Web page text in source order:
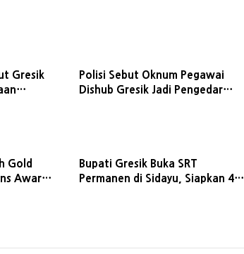
Gresik
Polisi Sebut Oknum Pegawai
Dishub Gresik Jadi Pengedar
Gold
Award
Bupati Gresik Buka SRT
Permanen di Sidayu, Siapkan 405